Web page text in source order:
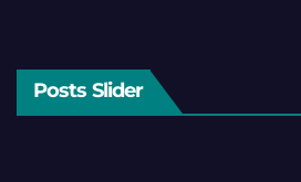
Posts Slider